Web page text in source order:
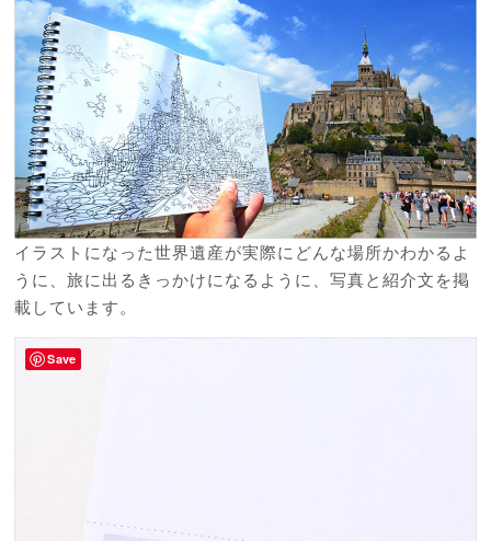
イラストになった世界遺産が実際にどんな場所かわかるよ
うに、旅に出るきっかけになるように、写真と紹介文を掲
載しています。
Save